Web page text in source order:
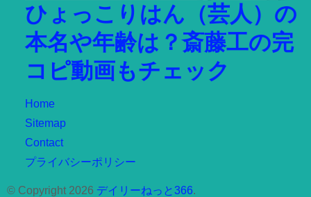
ひょっこりはん（芸人）の
本名や年齢は？斎藤工の完
コピ動画もチェック
Home
Sitemap
Contact
プライバシーポリシー
© Copyright 2026 デイリーねっと366.